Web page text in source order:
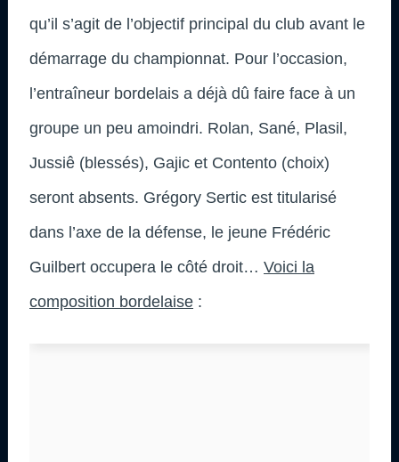
qu’il s’agit de l’objectif principal du club avant le
démarrage du championnat. Pour l’occasion,
l’entraîneur bordelais a déjà dû faire face à un
groupe un peu amoindri. Rolan, Sané, Plasil,
Jussiê (blessés), Gajic et Contento (choix)
seront absents. Grégory Sertic est titularisé
dans l’axe de la défense, le jeune Frédéric
Guilbert occupera le côté droit… Voici la
composition bordelaise :